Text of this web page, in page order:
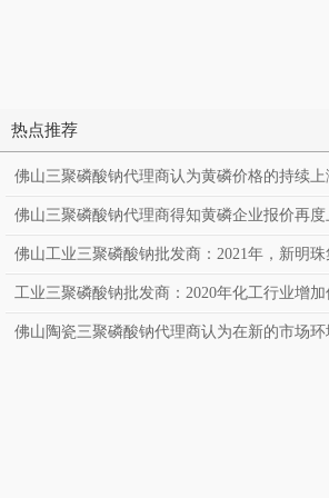
热点推荐
佛山三聚磷酸钠代理商认为黄磷价格的持续
佛山三聚磷酸钠代理商得知黄磷企业报价再
佛山工业三聚磷酸钠批发商：2021年，新明
工业三聚磷酸钠批发商：2020年化工行业增
佛山陶瓷三聚磷酸钠代理商认为在新的市场